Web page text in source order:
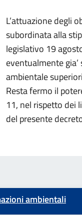
L’attuazione degli
subordinata alla
legislativo 19
eventualmente
ambientale
Resta fermo il
11, nel rispetto dei
del presente
ambientali